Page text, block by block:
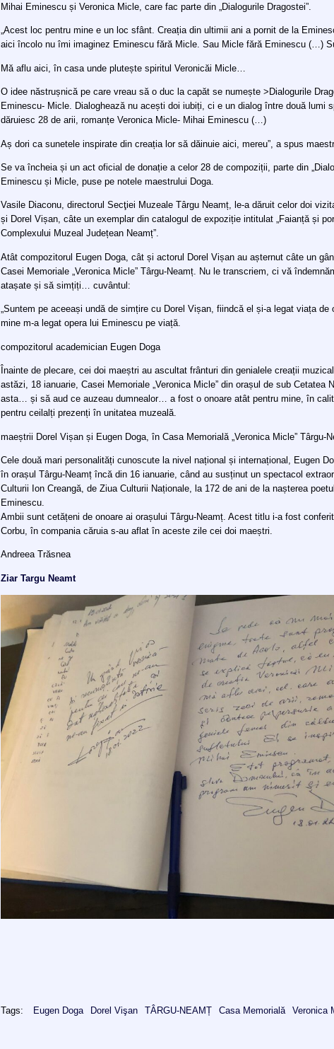
Mihai Eminescu și Veronica Micle, care fac parte din „Dialogurile Dragostei”.
„Acest loc pentru mine e un loc sfânt. Creația din ultimii ani a pornit de la
aici încolo nu îmi imaginez Eminescu fără Micle. Sau Micle fără Eminescu (…)
Mă aflu aici, în casa unde plutește spiritul Veronicăi Micle…
O idee năstrușnică pe care vreau să o duc la capăt se numește >Dialogurile
Eminescu- Micle. Dialoghează nu acești doi iubiți, ci e un dialog între două lumi
dăruiesc 28 de arii, romanțe Veronica Micle- Mihai Eminescu (…)
Aș dori ca sunetele inspirate din creația lor să dăinuie aici, mereu”, a spus
Se va încheia și un act oficial de donație a celor 28 de compoziții, parte din
Eminescu și Micle, puse pe notele maestrului Doga.
Vasile Diaconu, directorul Secţiei Muzeale Târgu Neamț, le-a dăruit celor doi
și Dorel Vișan, câte un exemplar din catalogul de expoziție intitulat „Faianță și
Complexului Muzeal Județean Neamț”.
Atât compozitorul Eugen Doga, cât și actorul Dorel Vișan au așternut câte un
Casei Memoriale „Veronica Micle” Târgu-Neamț. Nu le transcriem, ci vă
atașate și să simțiți… cuvântul:
„Suntem pe aceeași undă de simțire cu Dorel Vișan, fiindcă el și-a legat viața de
mine m-a legat opera lui Eminescu pe viață.
compozitorul academician Eugen Doga
Înainte de plecare, cei doi maeștri au ascultat frânturi din genialele creații
astăzi, 18 ianuarie, Casei Memoriale „Veronica Micle” din orașul de sub Cetatea
asta… și să aud ce auzeau dumnealor… a fost o onoare atât pentru mine, în
pentru ceilalți prezenți în unitatea muzeală.
maeștrii Dorel Vișan și Eugen Doga, în Casa Memorială „Veronica Micle” Târgu-
Cele două mari personalități cunoscute la nivel național și internațional, Eugen
în orașul Târgu-Neamț încă din 16 ianuarie, când au susținut un spectacol
Culturii Ion Creangă, de Ziua Culturii Naționale, la 172 de ani de la nașterea
Eminescu.
Ambii sunt cetățeni de onoare ai orașului Târgu-Neamț. Acest titlu i-a fost
Corbu, în compania căruia s-au aflat în aceste zile cei doi maeștri.
Andreea Trăsnea
Ziar Targu Neamt
Tags: Eugen Doga Dorel Vişan TÂRGU-NEAMȚ Casa Memorială Veronica